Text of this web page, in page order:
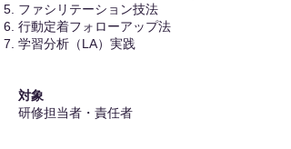
ファシリテーション技法
行動定着フォローアップ法
学習分析（LA）実践
対象
研修担当者・責任者